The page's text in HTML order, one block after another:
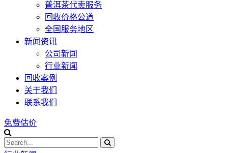
普洱茶代卖服务
回收价格公道
全国服务地区
新闻资讯
公司新闻
行业新闻
回收案例
关于我们
联系我们
免费估价